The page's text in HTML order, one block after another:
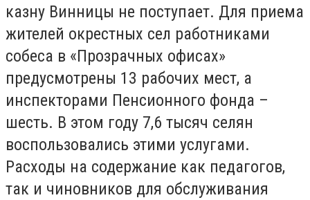
казну Винницы не поступает. Для приема
жителей окрестных сел работниками
собеса в «Прозрачных офисах»
предусмотрены 13 рабочих мест, а
инспекторами Пенсионного фонда –
шесть. В этом году 7,6 тысяч селян
воспользовались этими услугами.
Расходы на содержание как педагогов,
так и чиновников для обслуживания